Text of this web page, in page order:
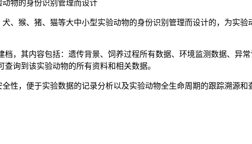
物的身份识别管理而设计
、猴、猪、猫等大中小型实验动物的身份识别管理而设计的，为实
，其内容包括：遗传背景、饲养过程所有数据、环境监测数据、异
询到该实验动物的所有资料和相关数据。
性，便于实验数据的记录分析以及实验动物全生命周期的跟踪溯源和